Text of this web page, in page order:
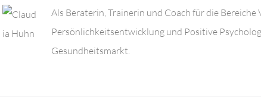
Als Beraterin, Trainerin und Coach für die
Persönlichkeitsentwicklung und Positive
Gesundheitsmarkt.